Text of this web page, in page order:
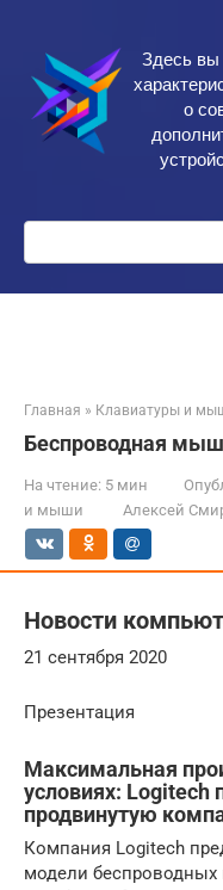
контенту
Здесь вы
о
Поиск:
Главная » Клавиатуры и
Беспроводная
На чтение: 5 мин
и мыши
Алексей
Новости
21 сентября 2020
Презентация
Максимальная
условиях: Logitech
продвинутую
Компания Logitech
модели